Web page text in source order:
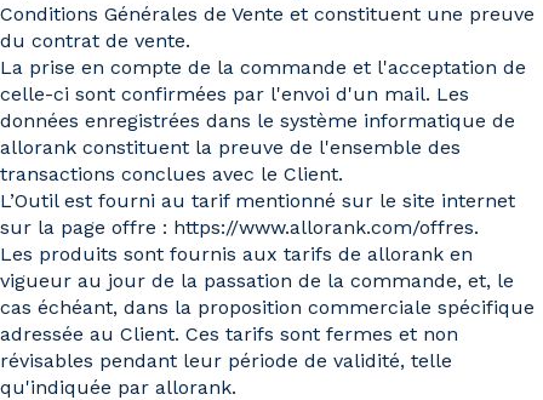
Conditions Générales de Vente et constituent une preuve
du contrat de vente.
La prise en compte de la commande et l'acceptation de
celle-ci sont confirmées par l'envoi d'un mail. Les
données enregistrées dans le système informatique de
allorank constituent la preuve de l'ensemble des
transactions conclues avec le Client.
L’Outil est fourni au tarif mentionné sur le site internet
sur la page offre : https://www.allorank.com/offres.
Les produits sont fournis aux tarifs de allorank en
vigueur au jour de la passation de la commande, et, le
cas échéant, dans la proposition commerciale spécifique
adressée au Client. Ces tarifs sont fermes et non
révisables pendant leur période de validité, telle
qu'indiquée par allorank.